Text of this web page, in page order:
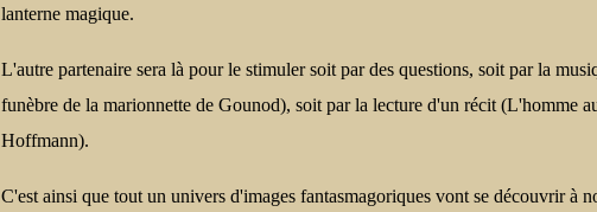
lanterne magique.
L'autre partenaire sera là pour le stimuler soit par des questions, soit par la
funèbre de la marionnette de Gounod), soit par la lecture d'un récit (L'homme
Hoffmann).
C'est ainsi que tout un univers d'images fantasmagoriques vont se découvrir à